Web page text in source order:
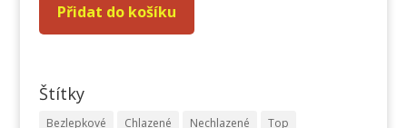
Přidat do košíku
Štítky
Bezlepkové Chlazené Nechlazené Top